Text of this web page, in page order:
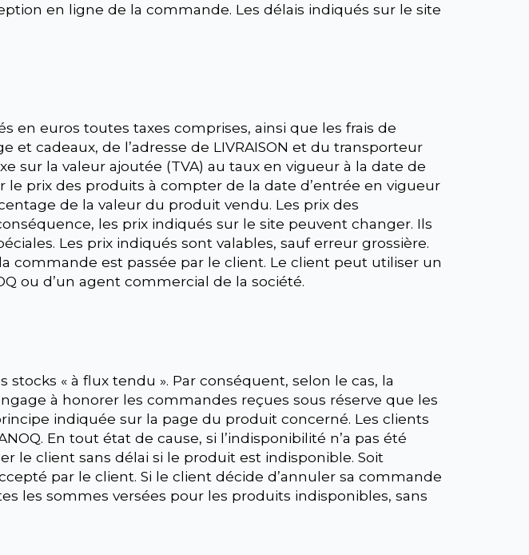
en ligne de la commande. Les délais indiqués sur le site
en euros toutes taxes comprises, ainsi que les frais de
cadeaux, de l’adresse de LIVRAISON et du transporteur
sur la valeur ajoutée (TVA) au taux en vigueur à la date de
prix des produits à compter de la date d’entrée en vigueur
de la valeur du produit vendu. Les prix des
les prix indiqués sur le site peuvent changer. Ils
Les prix indiqués sont valables, sauf erreur grossière.
commande est passée par le client. Le client peut utiliser un
ou d’un agent commercial de la société.
« à flux tendu ». Par conséquent, selon le cas, la
à honorer les commandes reçues sous réserve que les
indiquée sur la page du produit concerné. Les clients
En tout état de cause, si l’indisponibilité n’a pas été
le client sans délai si le produit est indisponible. Soit
par le client. Si le client décide d’annuler sa commande
les sommes versées pour les produits indisponibles, sans